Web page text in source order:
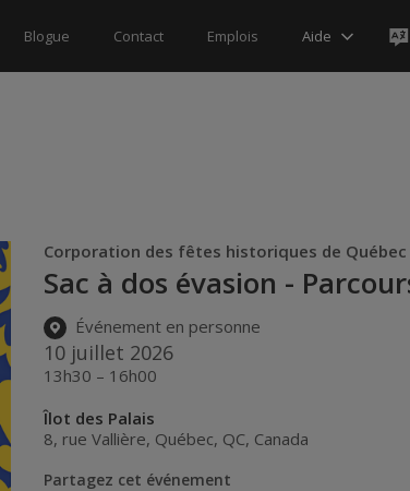
Blogue Contact Emplois Aide
Corporation des fêtes historiques de
Sac à dos évasion -
Événement en personne
10 juillet 2026
13h30 – 16h00
Îlot des Palais
8, rue Vallière, Québec, QC, Canada
Partagez cet événement